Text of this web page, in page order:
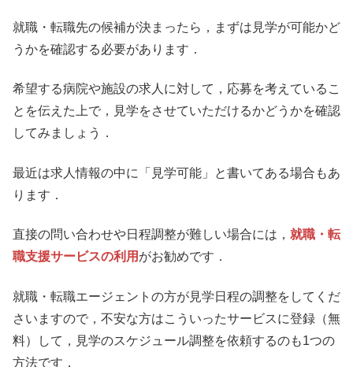
就職・転職先の候補が決まったら，まずは見学が可能かど
うかを確認する必要があります．
希望する病院や施設の求人に対して，応募を考えているこ
とを伝えた上で，見学をさせていただけるかどうかを確認
してみましょう．
最近は求人情報の中に「見学可能」と書いてある場合もあ
ります．
直接の問い合わせや日程調整が難しい場合には， 就職・転
職支援サービスの利用 がお勧めです．
就職・転職エージェントの方が見学日程の調整をしてくだ
さいますので，不安な方はこういったサービスに登録（無
料）して，見学のスケジュール調整を依頼するのも1つの
方法です．